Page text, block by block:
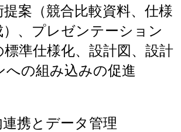
案（競合比較資料、仕様
、プレゼンテーション
準仕様化、設計図、設計
への組み込みの促進
携とデータ管理